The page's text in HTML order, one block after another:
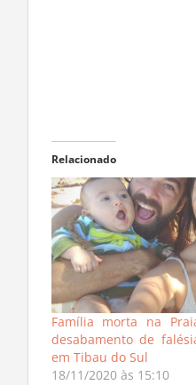
Família morta na
desabamento de
em Tibau do Sul